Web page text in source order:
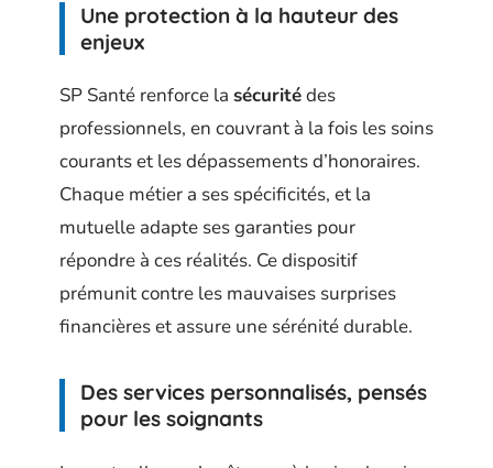
Une protection à la hauteur des
enjeux
SP Santé renforce la sécuritédes
professionnels, en couvrant à la fois les soins
courants et les dépassements d’honoraires.
Chaque métier a ses spécificités, et la
mutuelle adapte ses garanties pour
répondre à ces réalités. Ce dispositif
prémunit contre les mauvaises surprises
financières et assure une sérénité durable.
Des services personnalisés, pensés
pour les soignants